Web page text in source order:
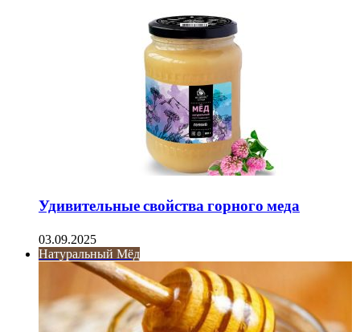
Удивительные свойства горного меда
03.09.2025
Натуральный Мёд